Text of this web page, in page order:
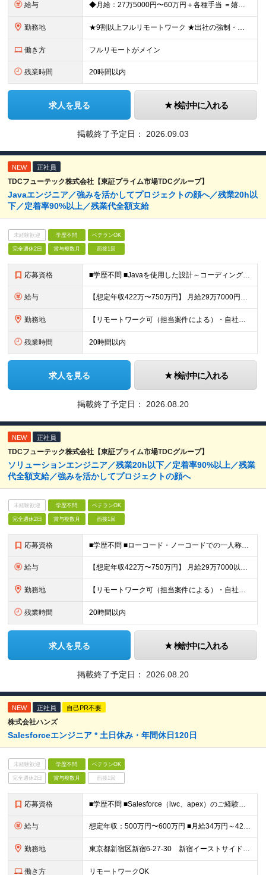
給与 ◆月給：27万5000円〜60万円＋各種手当 ＝嬉しい手当が充実＝ ■住宅手当（全員支給！1年目:1.5万円、2年目:2万円、3年目〜:3万円/月） ※実家、賃貸、持ち家問わず、全員に支給 ■交通費
勤務地 ★9割以上フルリモートワーク ★出社の強制・帰社日なし ◆本社、または都内23区内のプロジェクト先勤務 ※【本社】東京都港区高輪1-17-2 ※(変更の範囲)上記を除く当社関連勤務地
働き方 フルリモートがメイン
残業時間 20時間以内
求人を見る 検討中に入れる
掲載終了予定日： 2026.09.03
NEW 正社員
TDCフューテック株式会社【東証プライム市場TDCグループ】
Javaエンジニア／強みを活かしてプロジェクトの顔へ／残業20h以
下／定着率90%以上／残業代全額⽀給
未経験歓迎 学歴不問 ベテランOK
完全週休2日 賞与複数月 面接1回
応募資格 ■学歴不問 ■Javaを使用した設計～コーディング～テストまで一連の実務経験がある方
給与 【想定年収422万〜750万円】 ⽉給29万7000円以上＋賞与年2回 ※経験・能力に応じて決定します ※残業代は別途全額支給します ※試用期間3ヶ月（給与・待遇に差異はありません）
勤務地 【リモートワーク可（担当案件による）・自社開発あり】 東京本社（中央区）または都内近郊（新宿・大手町・横浜・大宮・品川）・大阪市・新潟市などのプロジェクト先 ※勤務先は相談して決定します。 ※転勤はあ
残業時間 20時間以内
求人を見る 検討中に入れる
掲載終了予定日： 2026.08.20
NEW 正社員
TDCフューテック株式会社【東証プライム市場TDCグループ】
ソリューションエンジニア／残業20h以下／定着率90%以上／残業
代全額⽀給／強みを活かしてプロジェクトの顔へ
未経験歓迎 学歴不問 ベテランOK
完全週休2日 賞与複数月 面接1回
応募資格 ■学歴不問 ■ローコード・ノーコードでの一人称の開発経験をお持ちの方。 ＬServiceNow、AWS、OutSystems、 kintone、 Azureなどのスキルを想定。 ★ServiceNo
給与 【想定年収422万〜750万円】 ⽉給29万7000以上＋賞与年2回 ※経験・能力に応じて決定します ※残業代は別途全額支給します ※試用期間3ヶ月（給与・待遇に差異はありません）
勤務地 【リモートワーク可（担当案件による）・自社開発あり】 東京本社（中央区）または都内近郊（新宿・大手町・横浜・大宮・品川）・大阪市・新潟市などのプロジェクト先 ※勤務先は相談して決定します。 ※転勤は
残業時間 20時間以内
求人を見る 検討中に入れる
掲載終了予定日： 2026.08.20
NEW 正社員 自己PR不要
株式会社ハンズ
Salesforceエンジニア * 土日休み・年間休日120日
未経験歓迎 学歴不問 ベテランOK
完全週休2日 賞与複数月 面接1回
応募資格 ■学歴不問 ■Salesforce（lwc、apex）のご経験をお持ちの方 【求める人物像】 ・コミュニケーション力がある方（業務部門とお話しができる、したい方） ・技術的な向上心をお持ちの方（現在
給与 想定年収：500万円〜600万円 ■月給34万円～42万円＋賞与：年2回（6月／12月支給）※業績連動 ※現年収を考慮し、弊社規定により決定いたします。 ※想定年収：賞与・予算達成報奨・年間プロフィ
勤務地 東京都新宿区新宿6-27-30 新宿イーストサイドスクエアWest3階 (変更の範囲)上記を除く当社関連勤務地
働き方 リモートワークOK